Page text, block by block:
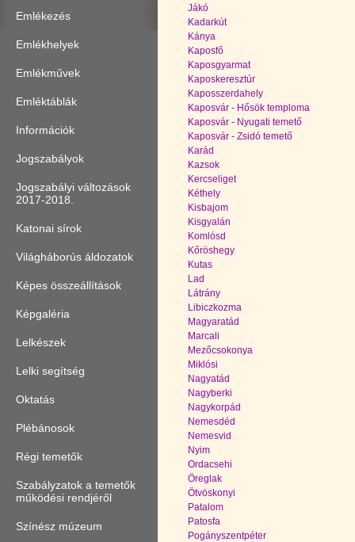
Emlékezés
Emlékhelyek
Emlékművek
Emléktáblák
Információk
Jogszabályok
Jogszabályi változások
2017-2018.
Katonai sírok
Világháborús áldozatok
Képes összeállítások
Képgaléria
Lelkészek
Lelki segítség
Oktatás
Plébánosok
Régi temetők
Szabályzatok a temetők
működési rendjéről
Színész múzeum
Jákó
Kadarkút
Kánya
Kaposfő
Kaposgyarmat
Kaposkeresztúr
Kaposszerdahely
Kaposvár - Hősök temploma
Kaposvár - Nyugati temető
Kaposvár - Zsidó temető
Karád
Kazsok
Kercseliget
Kéthely
Kisbajom
Kisgyalán
Komlósd
Kőröshegy
Kutas
Lad
Látrány
Libiczkozma
Magyaratád
Marcali
Mezőcsokonya
Miklósi
Nagyatád
Nagyberki
Nagykorpád
Nemesdéd
Nemesvid
Nyim
Ordacsehi
Öreglak
Ötvöskonyi
Patalom
Patosfa
Pogányszentpéter